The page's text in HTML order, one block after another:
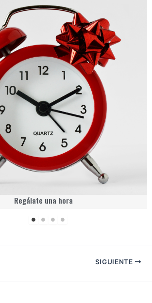
Regálate una hora
SIGUIENTE